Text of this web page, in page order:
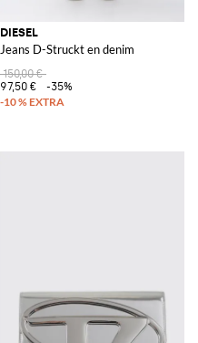
DIESEL
Jeans D-Struckt en denim
150,00 €
97,50 €
-35%